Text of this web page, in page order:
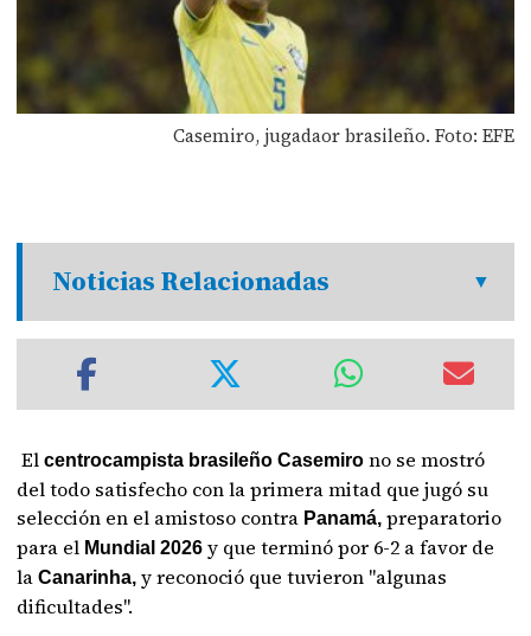
Casemiro, jugadaor brasileño. Foto: EFE
Noticias Relacionadas
Elcentrocampista brasileño Casemirono se mostró
del todo satisfecho con la primera mitad que jugó su
selección en el amistoso contra Panamá,preparatorio
para el Mundial 2026y que terminó por 6-2 a favor de
laCanarinha, y reconoció que tuvieron "algunas
dificultades".